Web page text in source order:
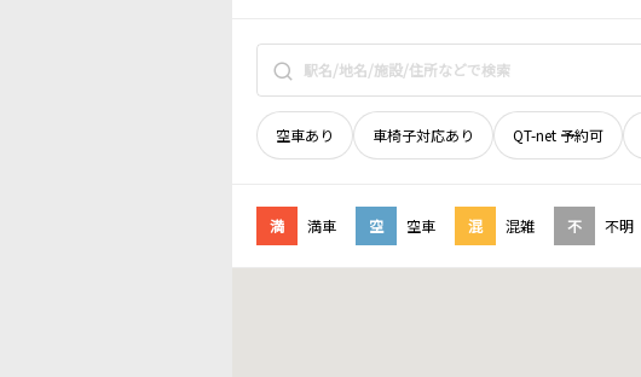
空車あり 車椅子対応あり QT-net 予約可
満 満車 空 空車 混 混雑 不 不明